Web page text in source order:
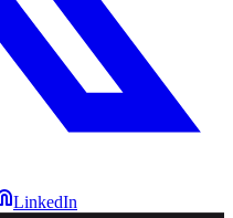
LinkedIn